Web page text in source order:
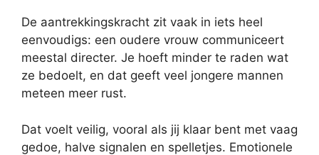
De aantrekkingskracht zit vaak in iets heel
eenvoudigs: een oudere vrouw communiceert
meestal directer. Je hoeft minder te raden wat
ze bedoelt, en dat geeft veel jongere mannen
meteen meer rust.
Dat voelt veilig, vooral als jij klaar bent met vaag
gedoe, halve signalen en spelletjes. Emotionele